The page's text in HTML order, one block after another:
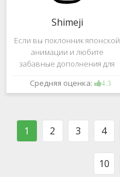
Shimeji
Если вы поклонник японской
анимации и любите
забавные дополнения для
своего смартфона, обратите
внимание на Shimeji -
устройства милыми
персонажами в
Средняя оценка: 4.3
1 2 3 4
10